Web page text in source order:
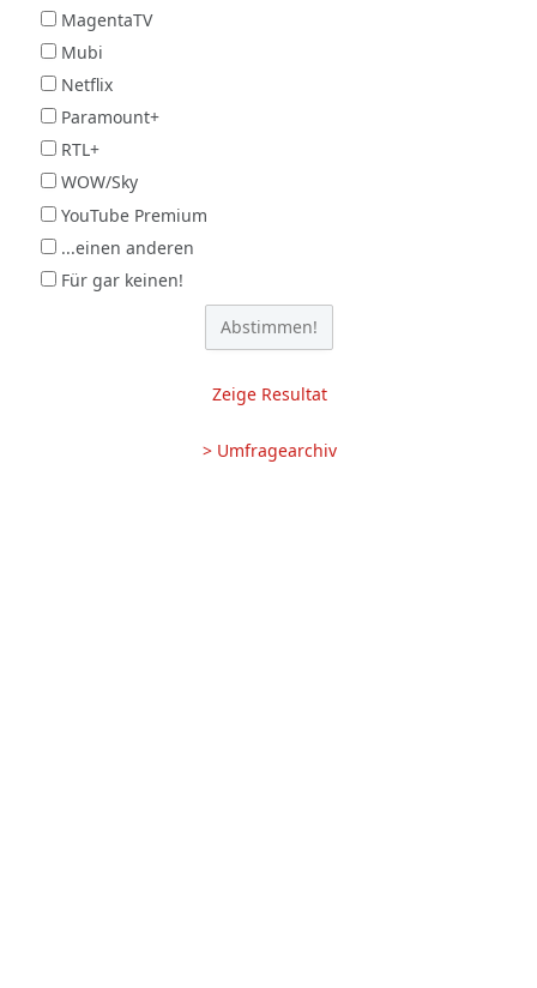
MagentaTV
Mubi
Netflix
Paramount+
RTL+
WOW/Sky
YouTube Premium
...einen anderen
Für gar keinen!
Zeige Resultat
> Umfragearchiv